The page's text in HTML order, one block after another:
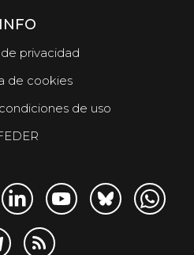
INFO
privacidad
de cookies
de uso